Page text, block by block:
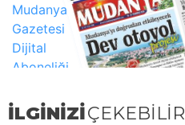
İLGİNİZİÇEKEBİLİR